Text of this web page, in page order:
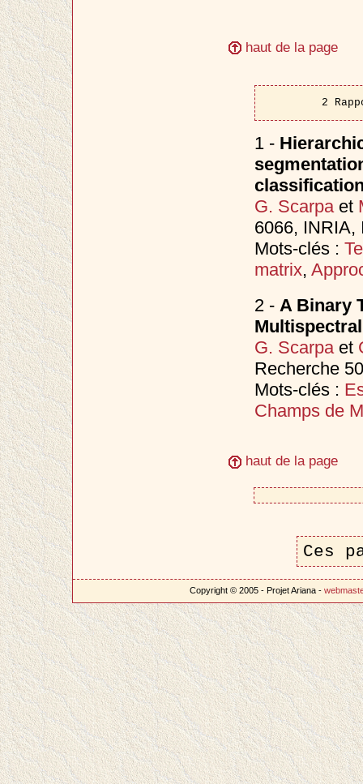
haut de la page
2
1 -
G. Scarpaet
6066,
Mots-clés :
matrix,
2 - A Binary
G. Scarpaet
Recherche
Mots-clés :
Champs de
haut de la page
Ces
Copyright © 2005 - Projet Ariana -